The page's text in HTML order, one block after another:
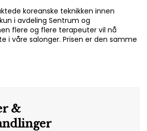
koreanske teknikken innen
i avdeling Sentrum og
flere og flere terapeuter vil nå
i våre salonger. Prisen er den samme
&